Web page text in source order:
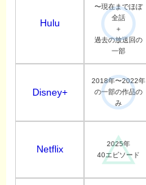
Hulu
〜現在までほぼ
全話
＋
過去の放送回の
一部
Disney+
2018年〜2022年
の一部の作品の
み
Netflix
2025年
40エピソード